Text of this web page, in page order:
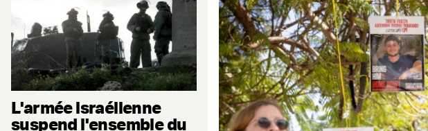
L'armée israélienne
suspend l'ensemble du